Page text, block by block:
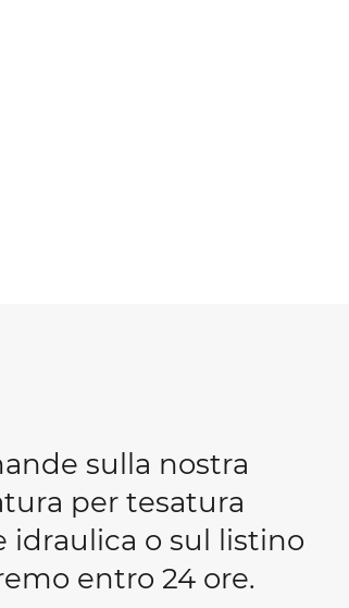
sulla nostra
per tesatura
idraulica o sul listino
entro 24 ore.